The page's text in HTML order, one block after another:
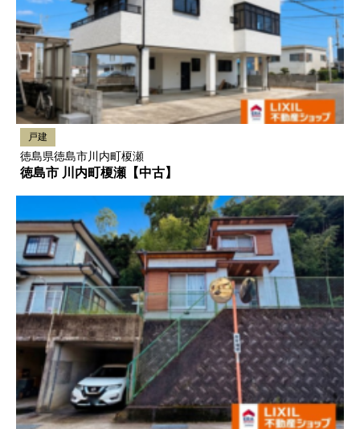
戸建
徳島県徳島市川内町榎瀬
徳島市 川内町榎瀬【中古】